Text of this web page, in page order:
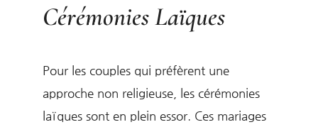
Cérémonies Laïques
Pour les couples qui préfèrent une
approche non religieuse, les cérémonies
laïques sont en plein essor. Ces mariages